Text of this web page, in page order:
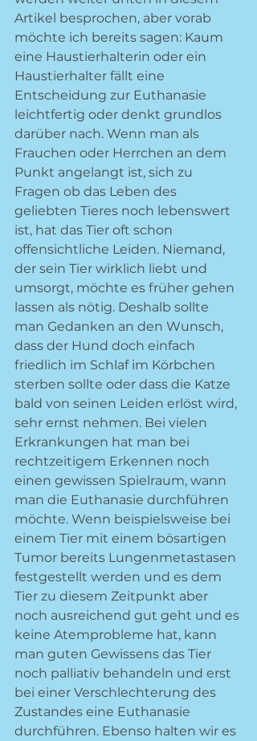
Artikel besprochen, aber vorab
möchte ich bereits sagen: Kaum
eine Haustierhalterin oder ein
Haustierhalter fällt eine
Entscheidung zur Euthanasie
leichtfertig oder denkt grundlos
darüber nach. Wenn man als
Frauchen oder Herrchen an dem
Punkt angelangt ist, sich zu
Fragen ob das Leben des
geliebten Tieres noch lebenswert
ist, hat das Tier oft schon
offensichtliche Leiden. Niemand,
der sein Tier wirklich liebt und
umsorgt, möchte es früher gehen
lassen als nötig. Deshalb sollte
man Gedanken an den Wunsch,
dass der Hund doch einfach
friedlich im Schlaf im Körbchen
sterben sollte oder dass die Katze
bald von seinen Leiden erlöst wird,
sehr ernst nehmen. Bei vielen
Erkrankungen hat man bei
rechtzeitigem Erkennen noch
einen gewissen Spielraum, wann
man die Euthanasie durchführen
möchte. Wenn beispielsweise bei
einem Tier mit einem bösartigen
Tumor bereits Lungenmetastasen
festgestellt werden und es dem
Tier zu diesem Zeitpunkt aber
noch ausreichend gut geht und es
keine Atemprobleme hat, kann
man guten Gewissens das Tier
noch palliativ behandeln und erst
bei einer Verschlechterung des
Zustandes eine Euthanasie
durchführen. Ebenso halten wir es